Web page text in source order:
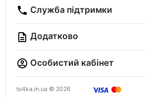
Служба підтримки
Додатково
Особистий кабінет
to4ka.in.ua © 2026